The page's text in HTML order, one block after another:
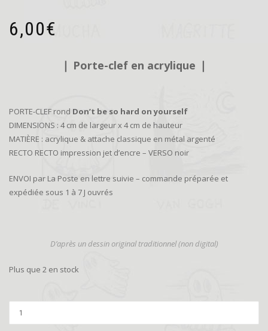
6,00€
❘ Porte-clef en acrylique ❘
PORTE-CLEF rond Don’t be so hard on yourself
DIMENSIONS : 4 cm de largeur x 4 cm de hauteur
MATIÈRE : acrylique & attache classique en métal argenté
RECTO RECTO impression jet d’encre – VERSO noir
ENVOI par La Poste en lettre suivie – commande préparée et
expédiée sous 1 à 7 J ouvrés
D’après un dessin original traditionnel (non digital)
Plus que 2 en stock